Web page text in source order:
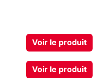
Voir le produit
Voir le produit